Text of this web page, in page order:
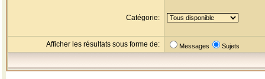
Catégorie:
Afficher les résultats sous forme de: Messages Sujets